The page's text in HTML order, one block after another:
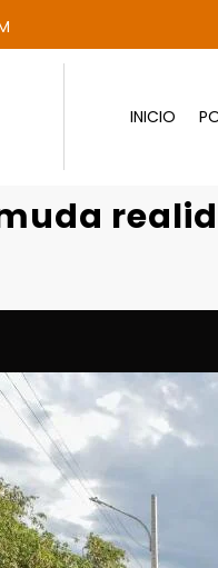
INICIO